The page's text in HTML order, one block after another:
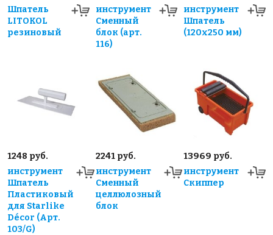
Шпатель
LITOKOL
резиновый
инструмент
Сменный
блок (арт.
116)
инструмент
Шпатель
(120х250 мм)
1248 руб.
инструмент
Шпатель
Пластиковый
для Starlike
Décor (Арт.
103/G)
2241 руб.
инструмент
Сменный
целлюлозный
блок
13969 руб.
инструмент
Скиппер